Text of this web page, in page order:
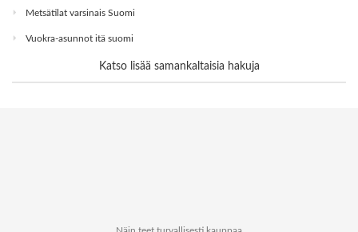
Metsätilat varsinais Suomi
Vuokra-asunnot itä suomi
Katso lisää samankaltaisia hakuja
Näin teet turvallisesti kauppaa